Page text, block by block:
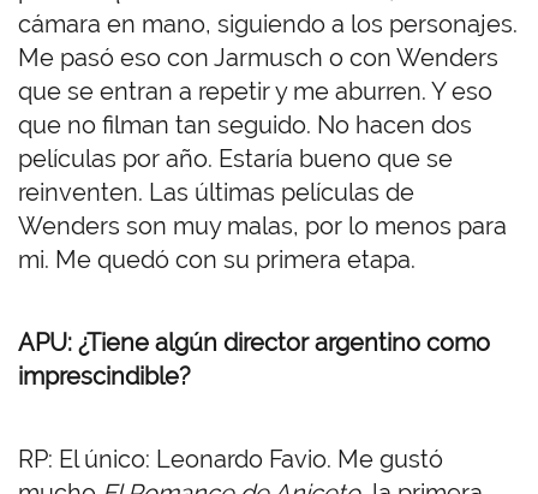
cámara en mano, siguiendo a los personajes.
Me pasó eso con Jarmusch o con Wenders
que se entran a repetir y me aburren. Y eso
que no filman tan seguido. No hacen dos
películas por año. Estaría bueno que se
reinventen. Las últimas películas de
Wenders son muy malas, por lo menos para
mi. Me quedó con su primera etapa.
APU: ¿Tiene algún director argentino como
imprescindible?
RP: El único: Leonardo Favio. Me gustó